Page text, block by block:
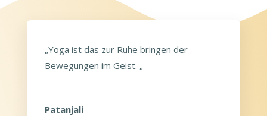
„Yoga ist das zur Ruhe bringen der
Bewegungen im Geist. „
Patanjali